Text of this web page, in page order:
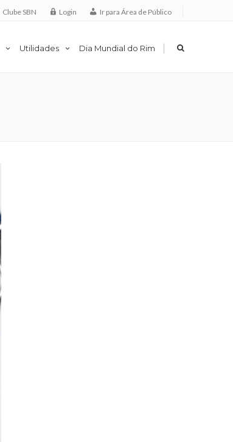
Clube SBN Login Ir para Área de Público
Utilidades Dia Mundial do Rim |